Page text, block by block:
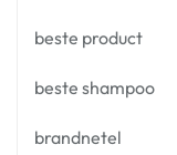
beste product
beste shampoo
brandnetel